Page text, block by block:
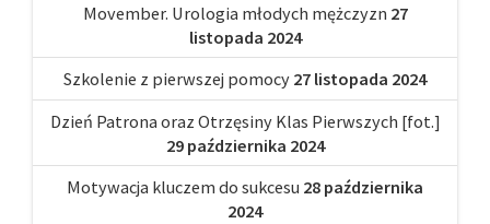
Movember. Urologia młodych mężczyzn 27
listopada 2024
Szkolenie z pierwszej pomocy 27 listopada 2024
Dzień Patrona oraz Otrzęsiny Klas Pierwszych [fot.]
29 października 2024
Motywacja kluczem do sukcesu 28 października
2024